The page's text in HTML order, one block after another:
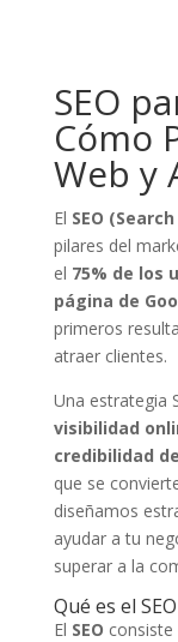
SEO
Cómo
Web y
El SEO
pilares del
el 75% de los
página de
primeros
atraer clientes.
Una estrategia
visibilidad
credibilidad
que se
diseñamos
ayudar a tu
superar a la
Qué es el
El SEO